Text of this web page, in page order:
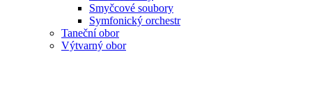
Smyčcové soubory
Symfonický orchestr
Taneční obor
Výtvarný obor